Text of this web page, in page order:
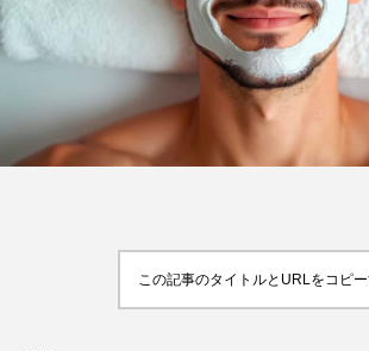
FEATURED 注目の企画
TAG LIST タグ一覧
この記事のタイトルとURLをコピ